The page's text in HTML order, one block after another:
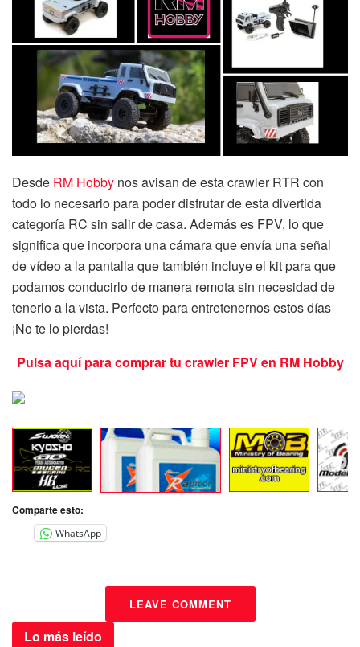
Desde RM Hobby nos avisan de esta crawler RTR con
todo lo necesario para poder disfrutar de esta divertida
categoría RC sin salir de casa. Además es FPV, lo que
significa que incorpora una cámara que envía una señal
de vídeo a la pantalla que también incluye el kit para que
podamos conducirlo de manera remota sin necesidad de
tenerlo a la vista. Perfecto para entretenernos estos días
¡No te lo pierdas!
Pulsa aquí para comprar tu crawler FPV en RM Hobby
Comparte esto:
WhatsApp
LEAVE COMMENT
Lo más leído